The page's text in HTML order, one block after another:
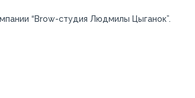
“Brow-студия Людмилы Цыганок”.